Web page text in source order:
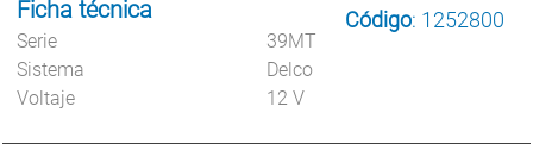
Código: 1252800
Ficha técnica
Serie
39MT
Sistema
Delco
Voltaje
12 V